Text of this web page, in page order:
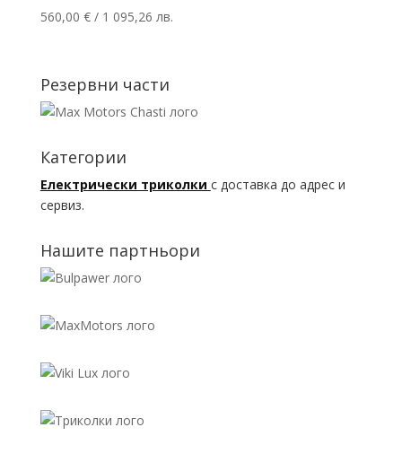
560,00 €/ 1 095,26 лв.
Резервни части
Категории
Електрически триколки с доставка до адрес и
сервиз.
Нашите партньори